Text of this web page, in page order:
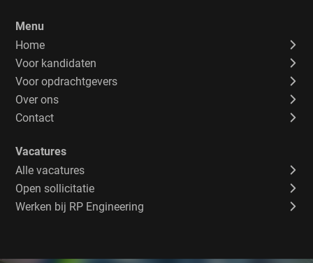
Menu
Home
Voor kandidaten
Voor opdrachtgevers
Over ons
Contact
Vacatures
Alle vacatures
Open sollicitatie
Werken bij RP Engineering